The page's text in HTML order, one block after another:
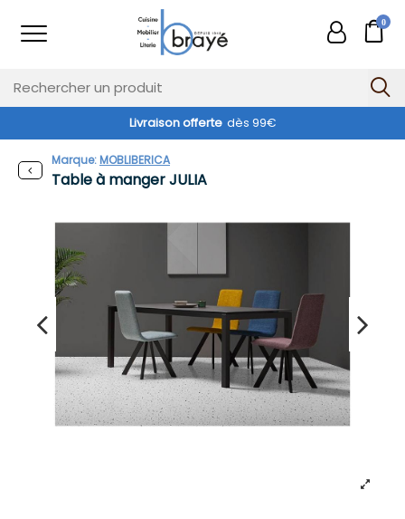
0
Livraison offerte dès 99€
Table à manger JULIA
Marque:MOBLIBERICA